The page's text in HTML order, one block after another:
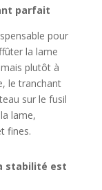
parfait
pour
la lame
plutôt à
le tranchant
sur le fusil
lame,
fines.
stabilité est